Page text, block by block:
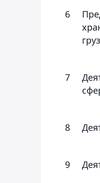
6
7
8
9